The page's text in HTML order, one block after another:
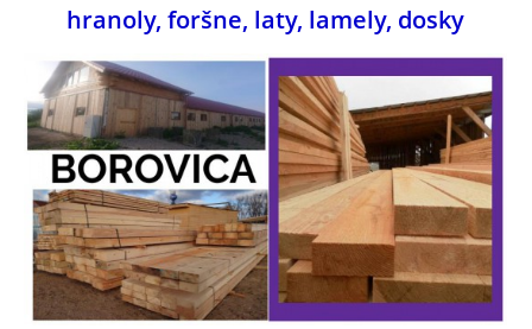
hranoly, foršne, laty, lamely, dosky